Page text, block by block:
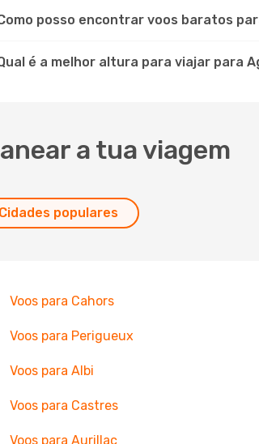
posso encontrar voos baratos
é a melhor altura para viajar para
a tua viagem
Cidades populares
Voos para Cahors
Voos para Perigueux
Voos para Albi
Voos para Castres
Voos para Aurillac